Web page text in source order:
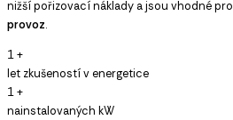
nižší pořizovací náklady a jsou vhodné pro
provoz.
1+
let zkušeností v energetice
1+
nainstalovaných kW